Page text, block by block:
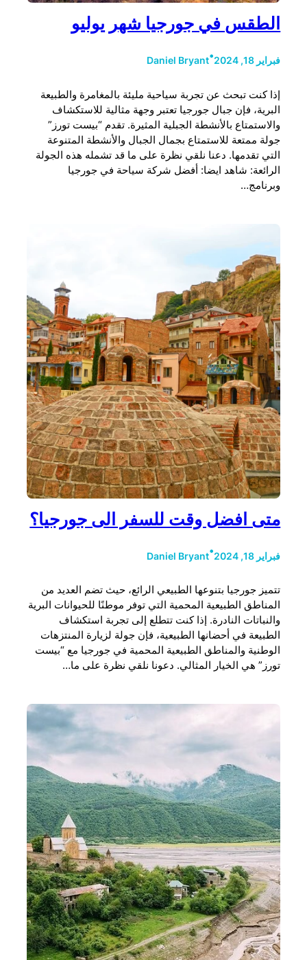
الطقس في جورجيا شهر يوليو
فبراير 18, 2024 •
Daniel Bryant
إذا كنت تبحث عن تجربة سياحية مليئة بالمغامرة والطبيعة
البرية، فإن جبال جورجيا تعتبر وجهة مثالية للاستكشاف
والاستمتاع بالأنشطة الجبلية المثيرة. تقدم “بيست تورز”
جولة ممتعة للاستمتاع بجمال الجبال والأنشطة المتنوعة
التي تقدمها. دعنا نلقي نظرة على ما قد تشمله هذه الجولة
الرائعة: شاهد ايضا: أفضل شركة سياحة في جورجيا
وبرنامج…
متى افضل وقت للسفر الى جورجيا؟
فبراير 18, 2024 •
Daniel Bryant
تتميز جورجيا بتنوعها الطبيعي الرائع، حيث تضم العديد من
المناطق الطبيعية المحمية التي توفر موطنًا للحيوانات البرية
والنباتات النادرة. إذا كنت تتطلع إلى تجربة استكشاف
الطبيعة في أحضانها الطبيعية، فإن جولة لزيارة المنتزهات
الوطنية والمناطق الطبيعية المحمية في جورجيا مع “بيست
تورز” هي الخيار المثالي. دعونا نلقي نظرة على ما…